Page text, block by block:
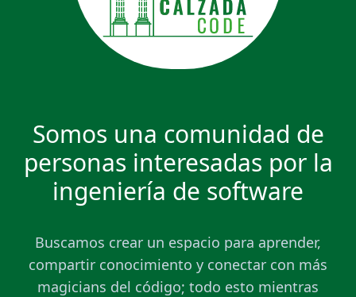
Somos una comunidad de
personas interesadas por la
ingeniería de software
Buscamos crear un espacio para aprender,
compartir conocimiento y conectar con más
magicians del código; todo esto mientras